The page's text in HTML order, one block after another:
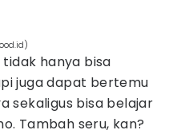
hanya bisa
juga dapat bertemu
sekaligus bisa belajar
Tambah seru, kan?